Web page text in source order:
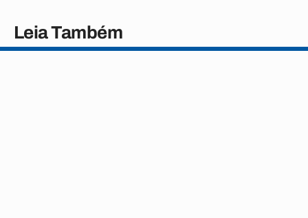
Leia Também